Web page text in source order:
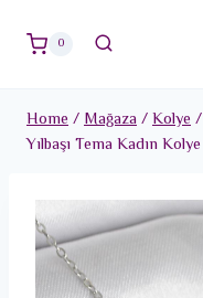
0
Home/Mağaza/Kolye/
Yılbaşı Tema Kadın Kolye